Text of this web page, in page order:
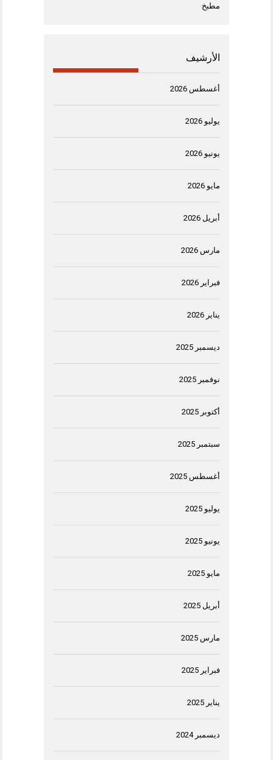
مطبخ
الأرشيف
أغسطس 2026
يوليو 2026
يونيو 2026
مايو 2026
أبريل 2026
مارس 2026
فبراير 2026
يناير 2026
ديسمبر 2025
نوفمبر 2025
أكتوبر 2025
سبتمبر 2025
أغسطس 2025
يوليو 2025
يونيو 2025
مايو 2025
أبريل 2025
مارس 2025
فبراير 2025
يناير 2025
ديسمبر 2024